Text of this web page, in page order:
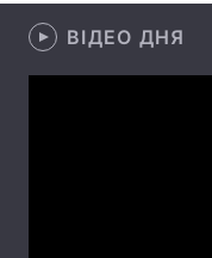
Цікавинки
ВІДЕО ДНЯ